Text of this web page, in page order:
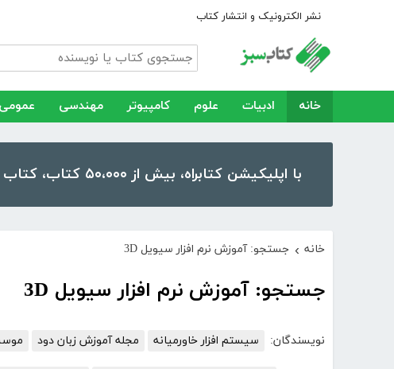
نشر الکترونیک و انتشار کتاب
خانه ادبیات علوم کامپیوتر مهندسی عمومی
با اپلیکیشن کتابراه، بیش از ۵۰،۰۰۰ کتاب، کتاب صوتی و رمان را در موبایل و تبلت خود داشته باشید!
خانه › جستجو: آموزش نرم افزار سیویل 3D
جستجو: آموزش نرم افزار سیویل 3D
نویسندگان: سیستم افزار خاورمیانه مجله آموزش زبان دود